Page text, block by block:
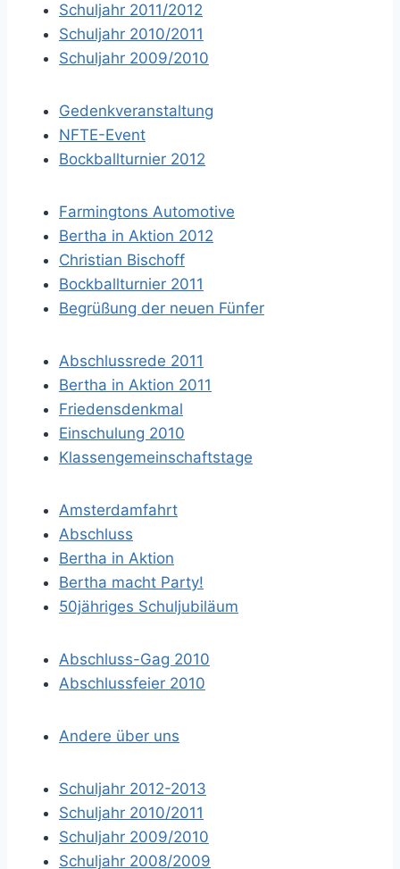
Schuljahr 2011/2012
Schuljahr 2010/2011
Schuljahr 2009/2010
Gedenkveranstaltung
NFTE-Event
Bockballturnier 2012
Farmingtons Automotive
Bertha in Aktion 2012
Christian Bischoff
Bockballturnier 2011
Begrüßung der neuen Fünfer
Abschlussrede 2011
Bertha in Aktion 2011
Friedensdenkmal
Einschulung 2010
Klassengemeinschaftstage
Amsterdamfahrt
Abschluss
Bertha in Aktion
Bertha macht Party!
50jähriges Schuljubiläum
Abschluss-Gag 2010
Abschlussfeier 2010
Andere über uns
Schuljahr 2012-2013
Schuljahr 2010/2011
Schuljahr 2009/2010
Schuljahr 2008/2009